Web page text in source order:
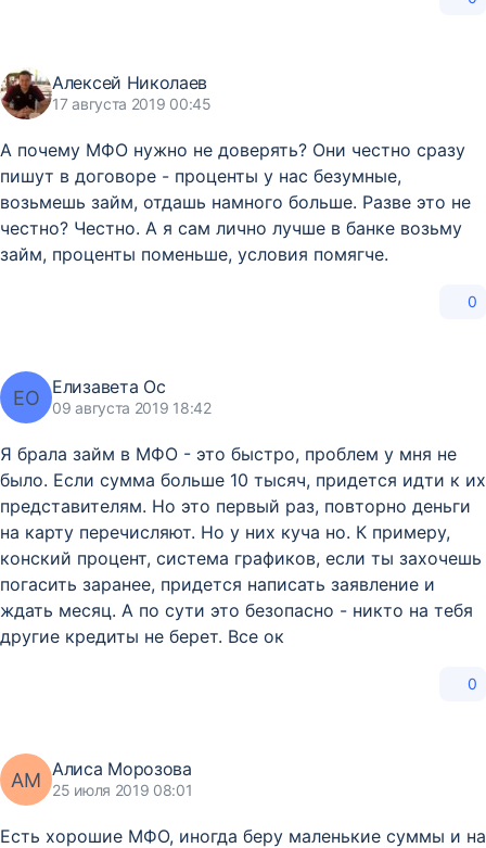
Алексей Николаев
17 августа 2019 00:45
А почему МФО нужно не доверять? Они честно сразу
пишут в договоре - проценты у нас безумные,
возьмешь займ, отдашь намного больше. Разве это не
честно? Честно. А я сам лично лучше в банке возьму
займ, проценты поменьше, условия помягче.
0
ЕО Елизавета Ос
09 августа 2019 18:42
Я брала займ в МФО - это быстро, проблем у мня не
было. Если сумма больше 10 тысяч, придется идти к их
представителям. Но это первый раз, повторно деньги
на карту перечисляют. Но у них куча но. К примеру,
конский процент, система графиков, если ты захочешь
погасить заранее, придется написать заявление и
ждать месяц. А по сути это безопасно - никто на тебя
другие кредиты не берет. Все ок
0
АМ Алиса Морозова
25 июля 2019 08:01
Есть хорошие МФО, иногда беру маленькие суммы и на